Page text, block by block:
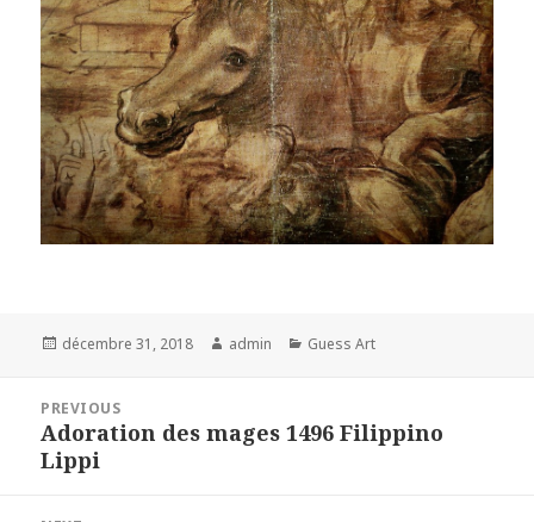
Posted
décembre 31, 2018 Author
admin Categories
Guess Art
l’article
PREVIOUS
Previous
post:
Adoration des mages 1496 Filippino
Lippi